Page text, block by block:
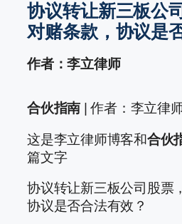
协议转让新三板公
对赌条款，协议是
作者：李立律师
合伙指南 | 作者：李立律
这是李立律师博客和合伙
篇文字
协议转让新三板公司股票
协议是否合法有效？